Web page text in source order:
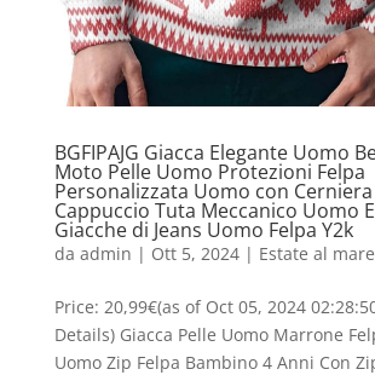
BGFIPAJG Giacca Elegante Uomo
Moto Pelle Uomo Protezioni Felpa
Personalizzata Uomo con Cerniera
Cappuccio Tuta Meccanico Uomo
Giacche di Jeans Uomo Felpa Y2k
da admin | Ott 5, 2024| Estate al mare
Price: 20,99€(as of Oct 05, 2024
Details) Giacca Pelle Uomo Marrone
Uomo Zip Felpa Bambino 4 Anni Con